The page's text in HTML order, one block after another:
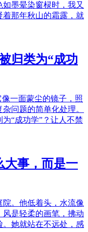
墨晕染窗棂时，我又
那年秋山的霜露，就
归类为“成功
一面蒙尘的镜子，照
问题的简单化处理。
“成功学”？让人不禁
大事，而是一
。他低着头，水流像
是轻柔的画笔，拂动
她就站在不远处，感